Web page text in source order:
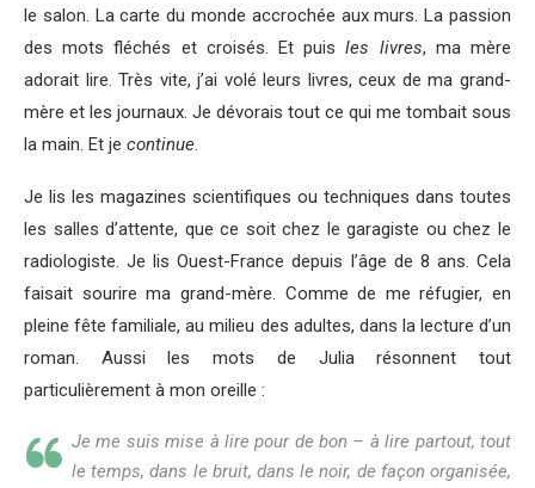
le salon. La carte du monde accrochée aux murs. La passion
des mots fléchés et croisés. Et puisles livres, ma mère
adorait lire. Très vite, j’ai volé leurs livres, ceux de ma grand-
mère et les journaux. Je dévorais tout ce qui me tombait sous
la main. Et je continue.
Je lis les magazines scientifiques ou techniques dans toutes
les salles d’attente, que ce soit chez le garagiste ou chez le
radiologiste. Je lis Ouest-France depuis l’âge de 8 ans. Cela
faisait sourire ma grand-mère. Comme de me réfugier, en
pleine fête familiale, au milieu des adultes, dans la lecture d’un
roman. Aussi les mots de Julia résonnent tout
particulièrement à mon oreille :
Je me suis mise à lire pour de bon – à lire partout, tout
le temps, dans le bruit, dans le noir, de façon organisée,